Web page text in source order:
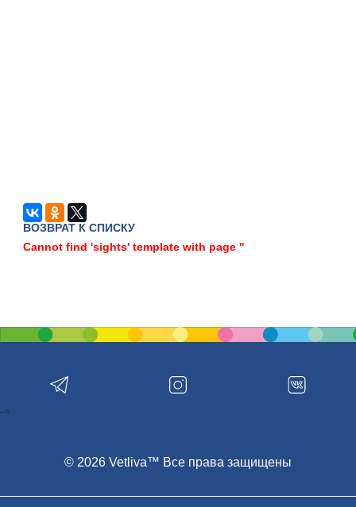
ВОЗВРАТ К СПИСКУ
Cannot find 'sights' template with page ''
© 2026 Vetliva™ Все права защищены
-->